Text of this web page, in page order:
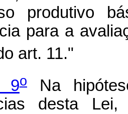
produtivo
para a
art. 11."
9oNa
desta